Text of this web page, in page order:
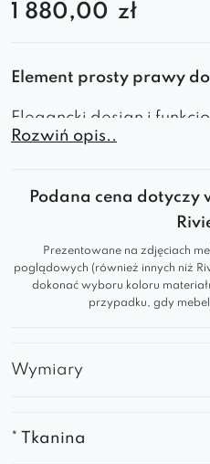
1 880,00 zł
Element prosty prawy
Elegancki design i
pasuje do każdego
możesz dowolnie
przestrzeń, tworząc
dopasowaną do Twoich
Najwyższy komfort
✔ Wysokiej jakości
✔ Solidna konstrukcja
Rozwiń opis..
Podana cena
Prezentowane na zdjęciach
poglądowych (również innych niż
dokonać wyboru koloru
przypadku, gdy
Wymiary
* Tkanina